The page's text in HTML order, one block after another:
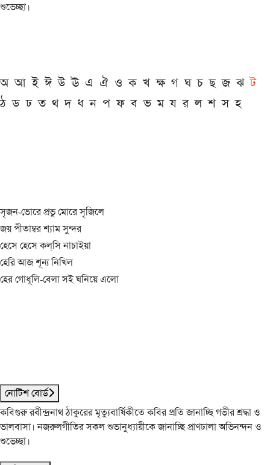
শুভেচ্ছা।
অ আ ই ঈ উ ঊ এ ঐ ও ক খ ক্ষ গ ঘ চ ছ জ ঝ ট
ঠ ড ঢ ত থ দ ধ ন প ফ ব ভ ম য র ল শ স হ
সৃজন-ভোরে প্রভু মোরে সৃজিলে
জয় পীতাম্বর শ্যাম সুন্দর
হেসে হেসে কল্‌সি নাচাইয়া
হেরি আজ শূন্য নিখিল
হের গোধূলি-বেলা সই ঘনিয়ে এলো
নোটিশ বোর্ড
কবিগুরু রবীন্দ্রনাথ ঠাকুরের মৃত্যুবার্ষিকীতে কবির প্রতি জানাচ্ছি গভীর শ্রদ্ধা ও
ভালবাসা। নজরুলগীতির সকল শুভানুধ্যায়ীকে জানাচ্ছি প্রাণঢালা অভিনন্দন ও
শুভেচ্ছা।